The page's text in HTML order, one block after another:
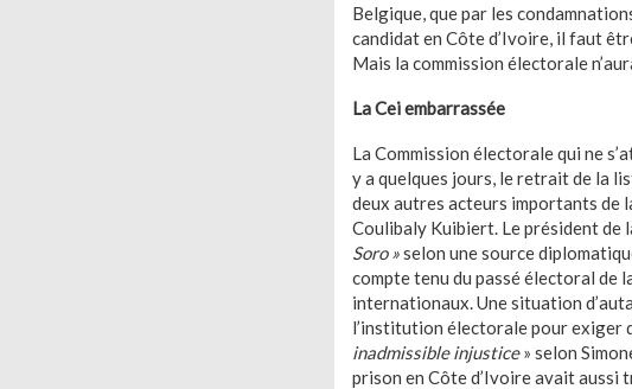
Belgique, que par les
candidat en Côte d’Ivoire, il faut
Mais la commission électorale
La Cei embarrassée
La Commission électorale qui ne
y a quelques jours, le retrait de la
deux autres acteurs importants de
Coulibaly Kuibiert. Le président de
Soro »selon une source
compte tenu du passé électoral de
internationaux. Une situation
l’institution électorale pour exiger
inadmissible injustice» selon
prison en Côte d’Ivoire avait aussi